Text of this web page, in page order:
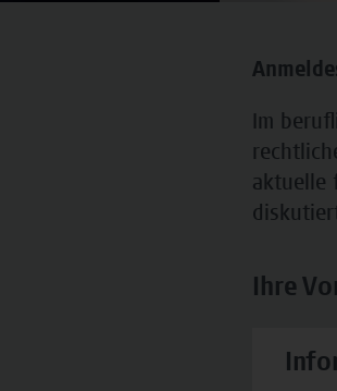
Im
aktuelle
Ihre